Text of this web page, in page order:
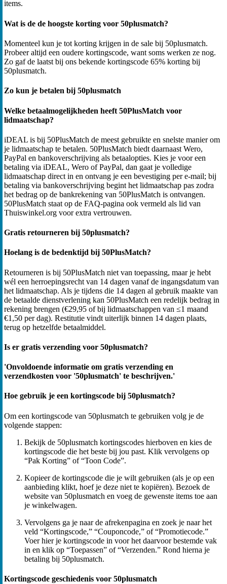
items.
Wat is de de hoogste korting voor 50plusmatch?
Momenteel kun je tot korting krijgen in de sale bij 50plusmatch.
Probeer altijd een oudere kortingscode, want soms werken ze nog.
Zo gaf de laatst bij ons bekende kortingscode 65% korting bij
50plusmatch.
Zo kun je betalen bij 50plusmatch
Welke betaalmogelijkheden heeft 50PlusMatch voor
lidmaatschap?
iDEAL is bij 50PlusMatch de meest gebruikte en snelste manier om
je lidmaatschap te betalen. 50PlusMatch biedt daarnaast Wero,
PayPal en bankoverschrijving als betaalopties. Kies je voor een
betaling via iDEAL, Wero of PayPal, dan gaat je volledige
lidmaatschap direct in en ontvang je een bevestiging per e-mail; bij
betaling via bankoverschrijving begint het lidmaatschap pas zodra
het bedrag op de bankrekening van 50PlusMatch is ontvangen.
50PlusMatch staat op de FAQ-pagina ook vermeld als lid van
Thuiswinkel.org voor extra vertrouwen.
Gratis retourneren bij 50plusmatch?
Hoelang is de bedenktijd bij 50PlusMatch?
Retourneren is bij 50PlusMatch niet van toepassing, maar je hebt
wél een herroepingsrecht van 14 dagen vanaf de ingangsdatum van
het lidmaatschap. Als je tijdens die 14 dagen al gebruik maakte van
de betaalde dienstverlening kan 50PlusMatch een redelijk bedrag in
rekening brengen (€29,95 of bij lidmaatschappen van ≤1 maand
€1,50 per dag). Restitutie vindt uiterlijk binnen 14 dagen plaats,
terug op hetzelfde betaalmiddel.
Is er gratis verzending voor 50plusmatch?
'Onvoldoende informatie om gratis verzending en
verzendkosten voor '50plusmatch' te beschrijven.'
Hoe gebruik je een kortingscode bij 50plusmatch?
Om een kortingscode van 50plusmatch te gebruiken volg je de
volgende stappen:
Bekijk de 50plusmatch kortingscodes hierboven en kies de
kortingscode die het beste bij jou past. Klik vervolgens op
“Pak Korting” of “Toon Code”.
Kopieer de kortingscode die je wilt gebruiken (als je op een
aanbieding klikt, hoef je deze niet te kopiëren). Bezoek de
website van 50plusmatch en voeg de gewenste items toe aan
je winkelwagen.
Vervolgens ga je naar de afrekenpagina en zoek je naar het
veld “Kortingscode,” “Couponcode,” of “Promotiecode.”
Voer hier je kortingscode in voor het daarvoor bestemde vak
in en klik op “Toepassen” of “Verzenden.” Rond hierna je
betaling bij 50plusmatch.
Kortingscode geschiedenis voor 50plusmatch